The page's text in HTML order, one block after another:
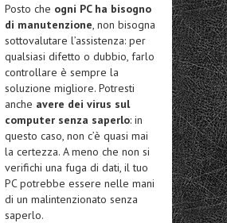
Posto che ogni PC ha bisogno
di manutenzione, non bisogna
sottovalutare l’assistenza: per
qualsiasi difetto o dubbio, farlo
controllare è sempre la
soluzione migliore. Potresti
anche avere dei virus sul
computer senza saperlo: in
questo caso, non c’è quasi mai
la certezza. A meno che non si
verifichi una fuga di dati, il tuo
PC potrebbe essere nelle mani
di un malintenzionato senza
saperlo.